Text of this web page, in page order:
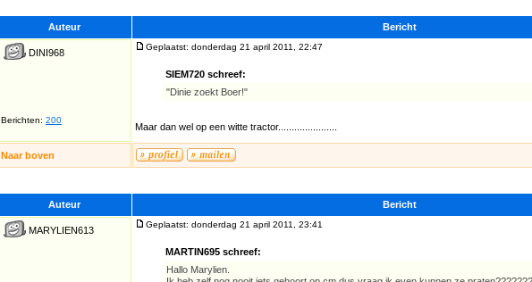
Auteur Bericht
DINI968
Berichten: 200
Geplaatst: donderdag 21 april 2011, 22:47
SIEM720 schreef:
"Dinie zoekt Boer!"
Maar dan wel op een witte tractor......................
Naar boven
Auteur Bericht
MARYLIEN613
Geplaatst: donderdag 21 april 2011, 23:41
MARTIN695 schreef:
Hallo Marylien.